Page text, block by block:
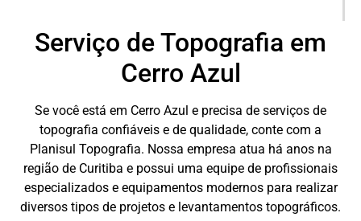
Serviço de Topografia em
Cerro Azul
Se você está em Cerro Azul e precisa de serviços de
topografia confiáveis e de qualidade, conte com a
Planisul Topografia. Nossa empresa atua há anos na
região de Curitiba e possui uma equipe de profissionais
especializados e equipamentos modernos para realizar
diversos tipos de projetos e levantamentos topográficos.